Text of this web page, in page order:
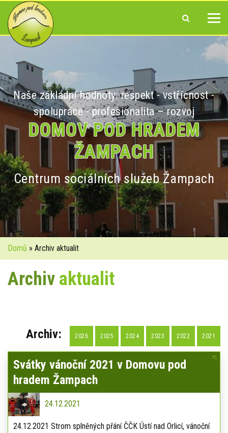
Naše základní hodnoty: respekt - vstřícnost -
spolupráce - profesionalita – rozvoj
DOMOV POD HRADEM
ŽAMPACH
Centrum sociálních služeb Žampach
Domů » Archiv aktualit
Archiv aktualit
Archiv: 2026 2025 2024 2023 2022 2021
Svátky vánoční 2021 v Domovu pod
hradem Žampach
24.12.2021
24.12.2021 Strom splněných přání ČČK Ústí nad Orlicí, vánoční